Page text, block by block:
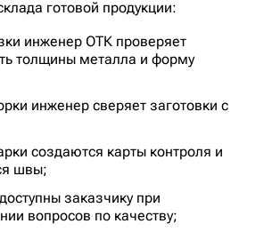
готовой продукции:
инженер ОТК проверяет
толщины металла и форму
инженер сверяет заготовки с
создаются карты контроля и
швы;
заказчику при
вопросов по качеству;